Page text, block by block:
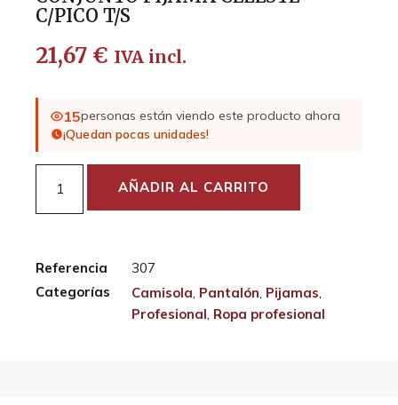
C/PICO T/S
21,67 € IVA incl.
15personas están viendo este producto ahora
¡Quedan pocas unidades!
AÑADIR AL CARRITO
Referencia
307
Categorías
Camisola Pantalón Pijamas
Profesional Ropa profesional